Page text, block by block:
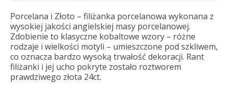
Porcelana i Złoto – filiżanka porcelanowa wykonana z
wysokiej jakości angielskiej masy porcelanowej.
Zdobienie to klasyczne kobaltowe wzory – różne
rodzaje i wielkości motyli – umieszczone pod szkliwem,
co oznacza bardzo wysoką trwałość dekoracji. Rant
filiżanki i jej ucho pokryte zostało roztworem
prawdziwego złota 24ct.